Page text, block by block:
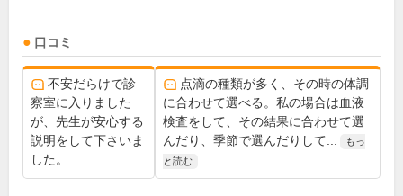
口コミ
不安だらけで診
察室に入りました
が、先生が安心する
説明をして下さいま
した。
点滴の種類が多く、その時の体調
に合わせて選べる。私の場合は血液
検査をして、その結果に合わせて選
んだり、季節で選んだりして...
もっ
と読む